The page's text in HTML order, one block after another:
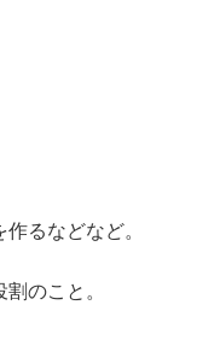
るなどなど。
のこと。